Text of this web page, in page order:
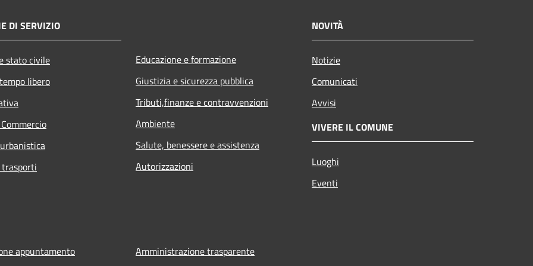
DI SERVIZIO
stato civile
libero
Educazione e formazione
Giustizia e sicurezza pubblica
Tributi,finanze e contravvenzioni
Ambiente
Salute, benessere e assistenza
Autorizzazioni
NOVITÀ
Notizie
Comunicati
Avvisi
VIVERE IL COMUNE
Luoghi
Eventi
appuntamento
Amministrazione trasparente